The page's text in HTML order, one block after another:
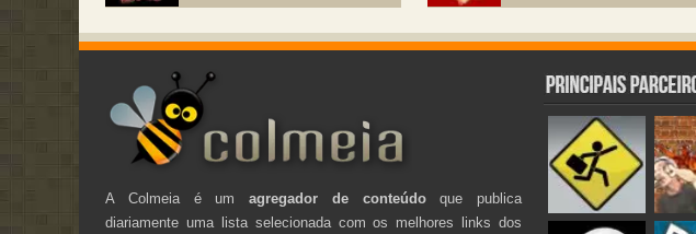
A Colmeia é umagregador de conteúdoque publica
diariamente uma lista selecionada com os melhores links dos